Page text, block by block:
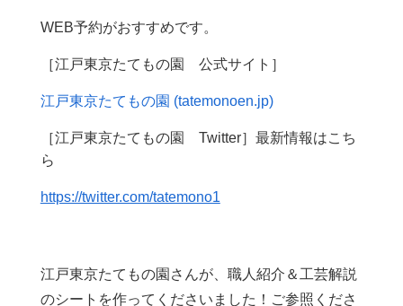
WEB予約がおすすめです。
［江戸東京たてもの園 公式サイト］
江戸東京たてもの園 (tatemonoen.jp)
［江戸東京たてもの園 Twitter］最新情報はこち
ら
https://twitter.com/tatemono1
江戸東京たてもの園さんが、職人紹介＆工芸解説
のシートを作ってくださいました！ご参照くださ